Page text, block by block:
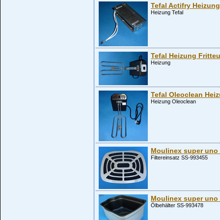
Tefal Actifry Heizung
Heizung Tefal
Tefal Heizung
Heizung
Tefal Oleoclean
Heizung Oleoclean
Moulinex super uno
Filtereinsatz SS-993455
Moulinex super uno
Ölbehälter SS-993478